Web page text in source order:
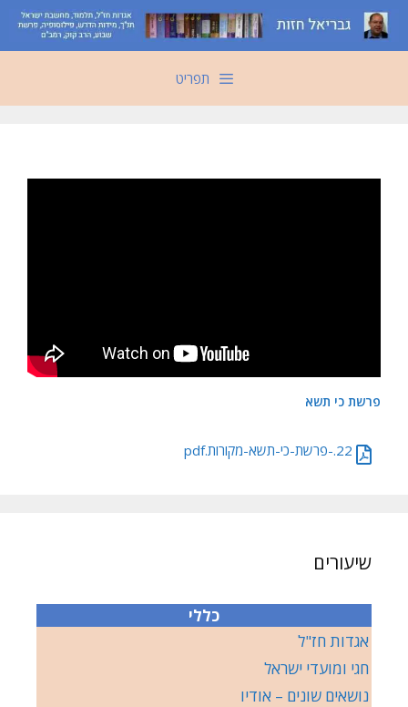
לדלג
לתוכן
תפריט
פרשת כי תשא
22.-פרשת-כי-תשא-מקורות.pdf
שיעורים
כללי
אגדות חז"ל
חגי ומועדי ישראל
נושאים שונים – אודיו